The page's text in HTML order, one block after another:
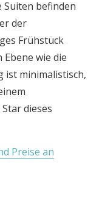
befinden
der
Frühstück
wie die
ist minimalistisch,
dieses
Preise an